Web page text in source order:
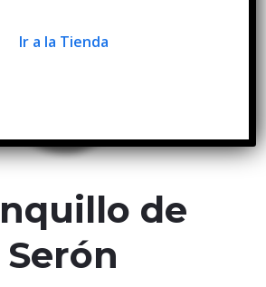
de
Serón
Ir a la Tienda